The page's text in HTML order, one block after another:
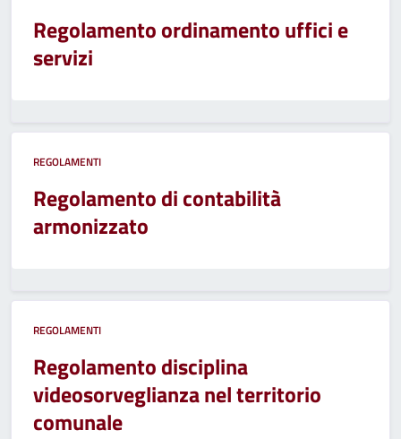
Regolamento ordinamento uffici e
servizi
REGOLAMENTI
Regolamento di contabilità
armonizzato
REGOLAMENTI
Regolamento disciplina
videosorveglianza nel territorio
comunale